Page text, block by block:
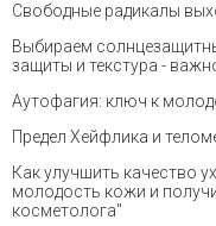
Свободные радикалы
Выбираем
защиты и текстура -
Аутофагия: ключ к
Предел Хейфлика и
Как улучшить качество
молодость кожи и
косметолога"